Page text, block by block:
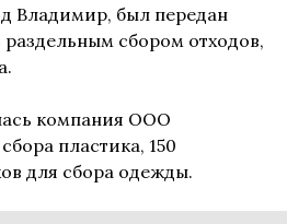
Владимир, был передан
сбором отходов,
компания ООО
пластика, 150
для сбора одежды.